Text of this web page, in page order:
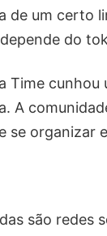
de um certo
do
Time cunhou
A
se organizar
são redes